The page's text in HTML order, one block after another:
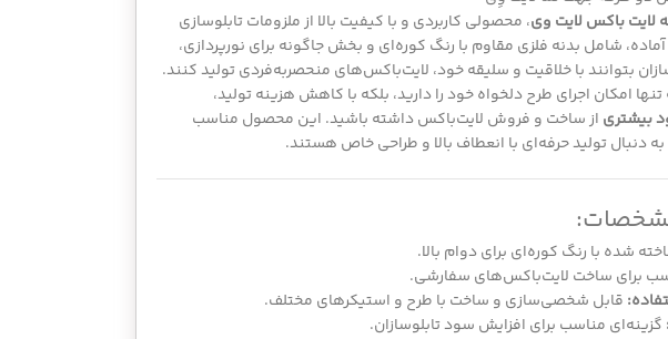
لایت باکس لایت وی، محصولی کاربردی و با کیفیت بالا از ملزومات تابلوسازی
شامل بدنه فلزی مقاوم با رنگ کوره‌ای و بخش جاگونه برای نورپردازی،
بتوانند با خلاقیت و سلیقه خود، لایت‌باکس‌های منحصربه‌فردی تولید کنند.
تنها امکان اجرای طرح دلخواه خود را دارید، بلکه با کاهش هزینه تولید،
بیشتری از ساخت و فروش لایت‌باکس داشته باشید. این محصول مناسب
دنبال تولید حرفه‌ای با انعطاف بالا و طراحی خاص هستند.
شده با رنگ کوره‌ای برای دوام بالا.
برای ساخت لایت‌باکس‌های سفارشی.
قابل شخصی‌سازی و ساخت با طرح و استیکرهای مختلف.
گزینه‌ای مناسب برای افزایش سود تابلوسازان.